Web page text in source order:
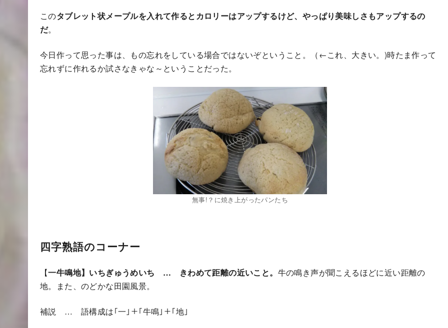
このタブレット状メープルを入れて作るとカロリーはアップするけど、やっぱり美味しさもアップするの
だ。
今日作って思った事は、もの忘れをしている場合ではないぞということ。（←これ、大きい。)時たま作って
忘れずに作れるか試さなきゃな～ということだった。
無事!？に焼き上がったパンたち
四字熟語のコーナー
【一牛鳴地】いちぎゅうめいち … きわめて距離の近いこと。 牛の鳴き声が聞こえるほどに近い距離の
地。また、のどかな田園風景。
補説 … 語構成は｢一｣＋｢牛鳴｣＋｢地｣